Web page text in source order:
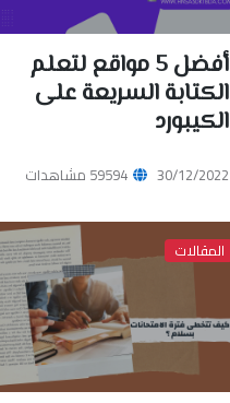
أفضل 5 مواقع لتعلم
الكتابة السريعة على
الكيبورد
30/12/2022 59594 مشاهدات
المقالات